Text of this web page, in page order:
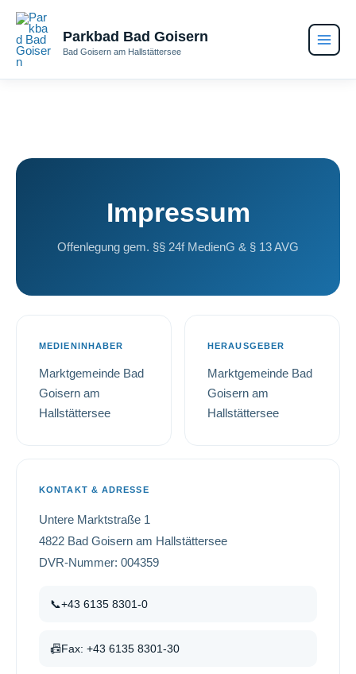
Zum
springen
Parkbad Bad Goisern
Bad Goisern am Hallstättersee
Impressum
Offenlegung gem. §§ 24f MedienG & § 13 AVG
MEDIENINHABER
Marktgemeinde Bad
Goisern am
Hallstättersee
HERAUSGEBER
Marktgemeinde Bad
Goisern am
Hallstättersee
KONTAKT & ADRESSE
Untere Marktstraße 1
4822 Bad Goisern am Hallstättersee
DVR-Nummer: 004359
📞+43 6135 8301-0
📠Fax: +43 6135 8301-30